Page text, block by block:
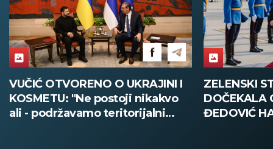
VUČIĆ OTVORENO O UKRAJINI I
KOSMETU: "Ne postoji nikakvo
ali - podržavamo teritorijalni
ZELENSKI
DOČEKALA
ĐEDOVIĆ